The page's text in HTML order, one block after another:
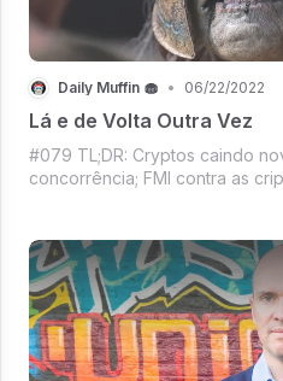
Daily Muffin 🧁 • 06/22/2022
Lá e de Volta Outra Vez
#079 TL;DR: Cryptos caindo
concorrência; FMI contra as
leitura para você falar que leu